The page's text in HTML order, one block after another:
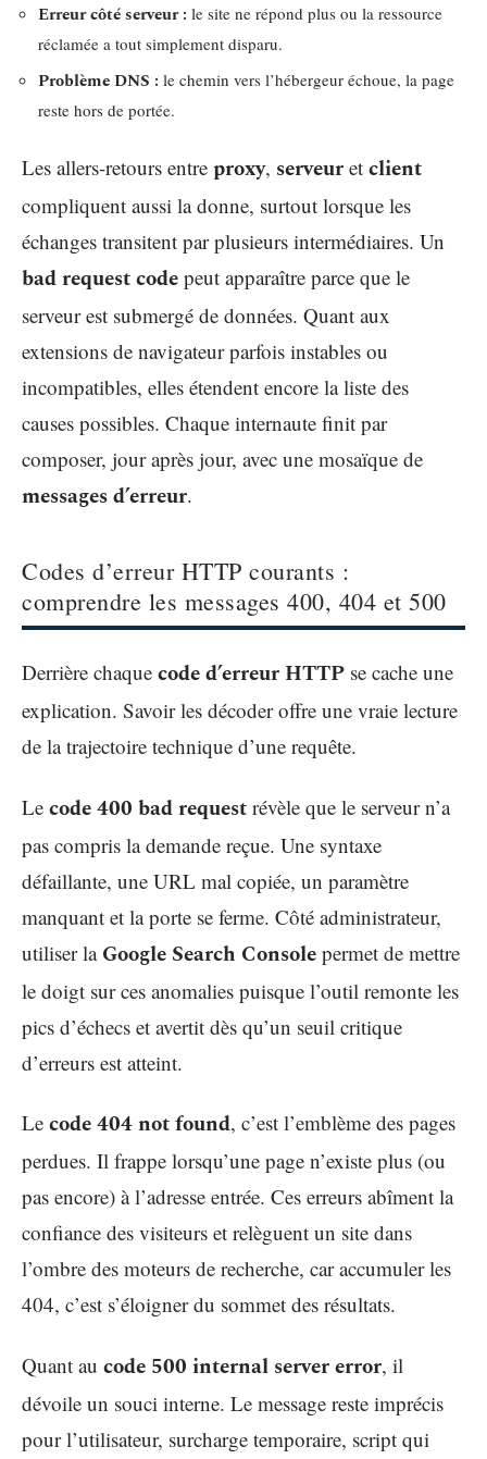
Erreur côté serveur : le site ne répond plus ou la ressource
réclamée a tout simplement disparu.
Problème DNS : le chemin vers l’hébergeur échoue, la page
reste hors de portée.
Les allers-retours entre proxy, serveur et client
compliquent aussi la donne, surtout lorsque les
échanges transitent par plusieurs intermédiaires. Un
bad request code peut apparaître parce que le
serveur est submergé de données. Quant aux
extensions de navigateur parfois instables ou
incompatibles, elles étendent encore la liste des
causes possibles. Chaque internaute finit par
composer, jour après jour, avec une mosaïque de
messages d’erreur.
Codes d’erreur HTTP courants :
comprendre les messages 400, 404 et 500
Derrière chaque code d’erreur HTTP se cache une
explication. Savoir les décoder offre une vraie lecture
de la trajectoire technique d’une requête.
Le code 400 bad request révèle que le serveur n’a
pas compris la demande reçue. Une syntaxe
défaillante, une URL mal copiée, un paramètre
manquant et la porte se ferme. Côté administrateur,
utiliser la Google Search Console permet de mettre
le doigt sur ces anomalies puisque l’outil remonte les
pics d’échecs et avertit dès qu’un seuil critique
d’erreurs est atteint.
Le code 404 not found, c’est l’emblème des pages
perdues. Il frappe lorsqu’une page n’existe plus (ou
pas encore) à l’adresse entrée. Ces erreurs abîment la
confiance des visiteurs et relèguent un site dans
l’ombre des moteurs de recherche, car accumuler les
404, c’est s’éloigner du sommet des résultats.
Quant au code 500 internal server error, il
dévoile un souci interne. Le message reste imprécis
pour l’utilisateur, surcharge temporaire, script qui